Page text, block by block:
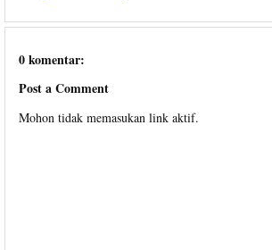
0 komentar:
Post a Comment
Mohon tidak memasukan link aktif.